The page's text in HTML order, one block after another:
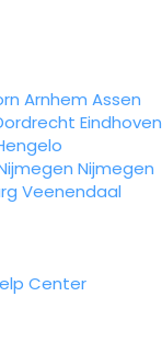
Arnhem Assen
Eindhoven
Nijmegen
Veenendaal
Center